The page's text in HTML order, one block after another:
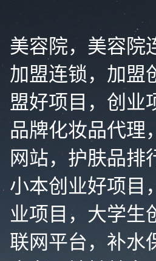
美容院，美容院
加盟连锁，加盟
盟好项目，创业
品牌化妆品代理
网站，护肤品排
小本创业好项目
业项目，大学生
联网平台，补水